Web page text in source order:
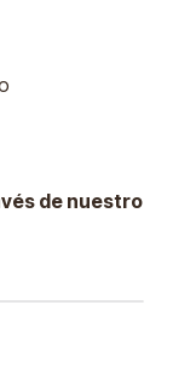
de nuestro